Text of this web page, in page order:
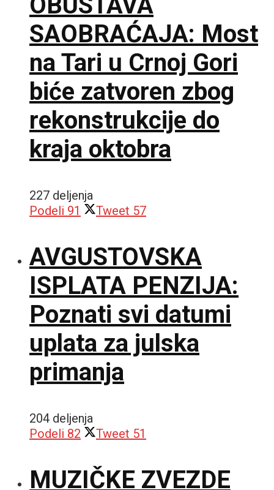
SAOBRAĆAJA: Most
na Tari u Crnoj Gori
biće zatvoren zbog
rekonstrukcije do
kraja oktobra
227 deljenja
Podeli 91 Tweet 57
AVGUSTOVSKA
ISPLATA PENZIJA:
Poznati svi datumi
uplata za julska
primanja
204 deljenja
Podeli 82 Tweet 51
MUZIČKE ZVEZDE